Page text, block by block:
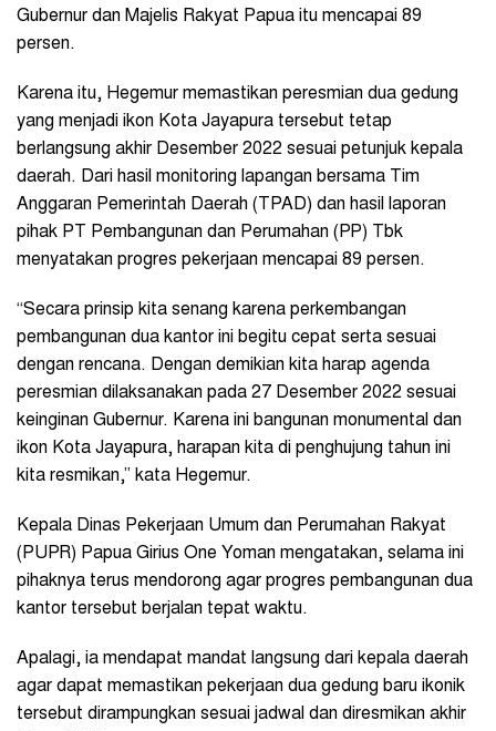
Gubernur dan Majelis Rakyat Papua itu mencapai 89
persen.
Karena itu, Hegemur memastikan peresmian dua gedung
yang menjadi ikon Kota Jayapura tersebut tetap
berlangsung akhir Desember 2022 sesuai petunjuk kepala
daerah. Dari hasil monitoring lapangan bersama Tim
Anggaran Pemerintah Daerah (TPAD) dan hasil laporan
pihak PT Pembangunan dan Perumahan (PP) Tbk
menyatakan progres pekerjaan mencapai 89 persen.
“Secara prinsip kita senang karena perkembangan
pembangunan dua kantor ini begitu cepat serta sesuai
dengan rencana. Dengan demikian kita harap agenda
peresmian dilaksanakan pada 27 Desember 2022 sesuai
keinginan Gubernur. Karena ini bangunan monumental dan
ikon Kota Jayapura, harapan kita di penghujung tahun ini
kita resmikan,” kata Hegemur.
Kepala Dinas Pekerjaan Umum dan Perumahan Rakyat
(PUPR) Papua Girius One Yoman mengatakan, selama ini
pihaknya terus mendorong agar progres pembangunan dua
kantor tersebut berjalan tepat waktu.
Apalagi, ia mendapat mandat langsung dari kepala daerah
agar dapat memastikan pekerjaan dua gedung baru ikonik
tersebut dirampungkan sesuai jadwal dan diresmikan akhir